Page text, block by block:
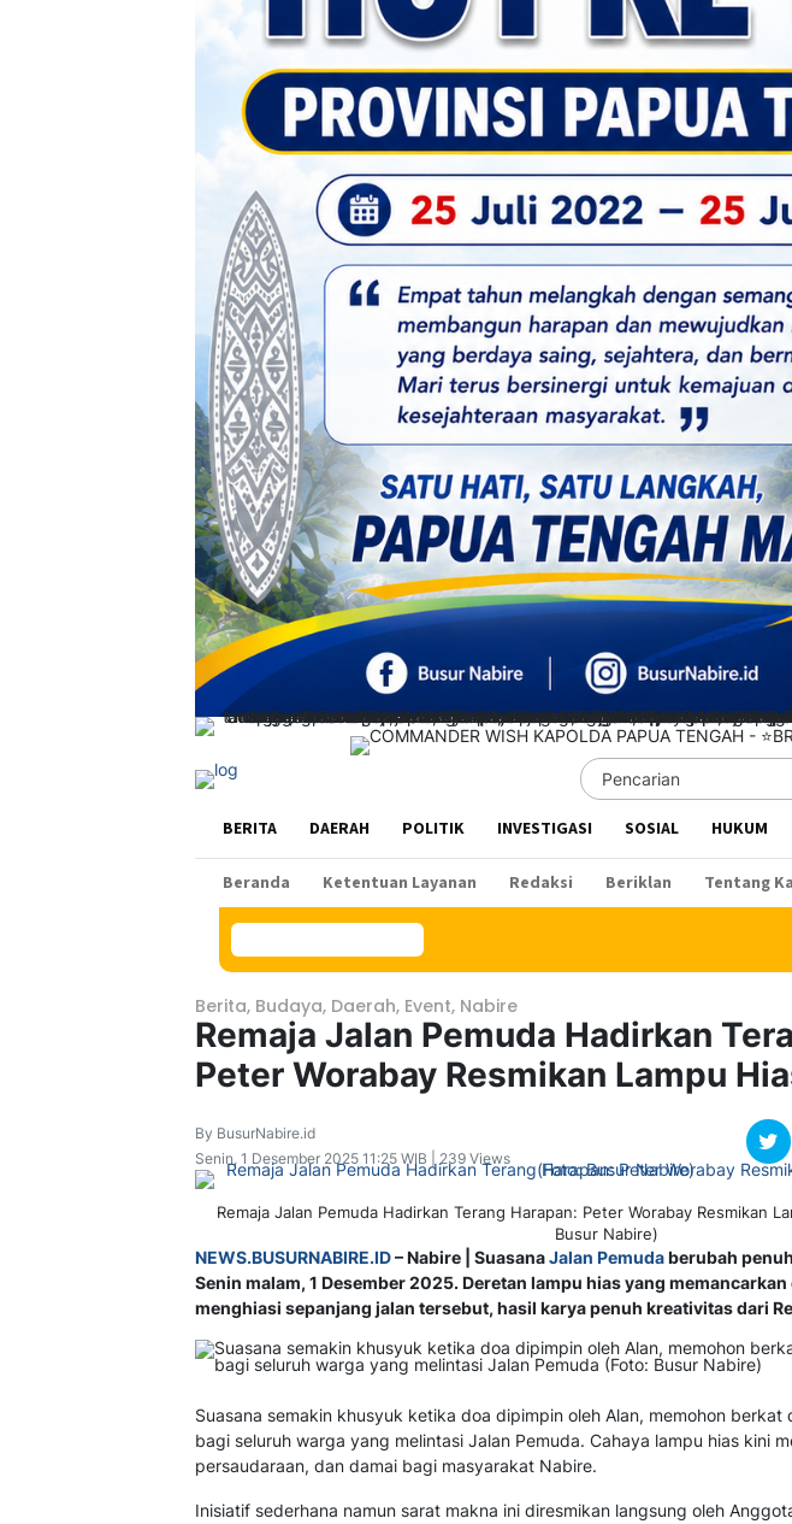
BERITA DAERAH POLITIK INVESTIGASI SOSIAL HUKUM
Beranda Ketentuan Layanan Redaksi Beriklan Tentang
Berita, Budaya, Daerah, Event, Nabire
Remaja Jalan Pemuda Hadirkan
Peter Worabay Resmikan Lampu
By BusurNabire.id
Senin, 1 Desember 2025 11:25 WIB | 239 Views
Remaja Jalan Pemuda Hadirkan Terang Harapan: Peter Worabay Resmikan
Busur Nabire)
NEWS.BUSURNABIRE.ID– Nabire | SuasanaJalan Pemudaberubah
Senin malam, 1 Desember 2025. Deretan lampu hias yang
menghiasi sepanjang jalan tersebut, hasil karya penuh kreativitas dari
Suasana semakin khusyuk ketika doa dipimpin oleh Alan, memohon berkat
bagi seluruh warga yang melintasi Jalan Pemuda. Cahaya lampu hias kini
persaudaraan, dan damai bagi masyarakat Nabire.
Inisiatif sederhana namun sarat makna ini diresmikan langsung oleh